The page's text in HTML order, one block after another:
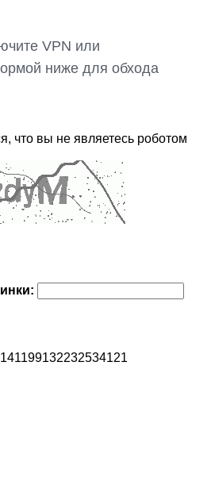
VPN или
ниже для обхода
что вы не являетесь роботом